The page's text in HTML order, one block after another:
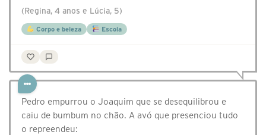
(Regina, 4 anos e Lúcia, 5)
Corpo e beleza Escola
Pedro empurrou o Joaquim que se desequilibrou e
caiu de bumbum no chão. A avó que presenciou tudo
o repreendeu: